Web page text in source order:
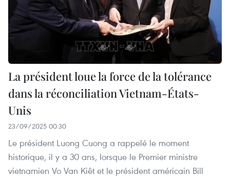
La président loue la force de la tolérance
dans la réconciliation Vietnam-États-
Unis
23/09/2025 00:30
Le président Luong Cuong a rappelé le moment
historique, il y a 30 ans, lorsque le Premier ministre
vietnamien Vo Van Kiêt et le président américain Bill